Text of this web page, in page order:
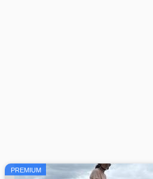
PREMIUM